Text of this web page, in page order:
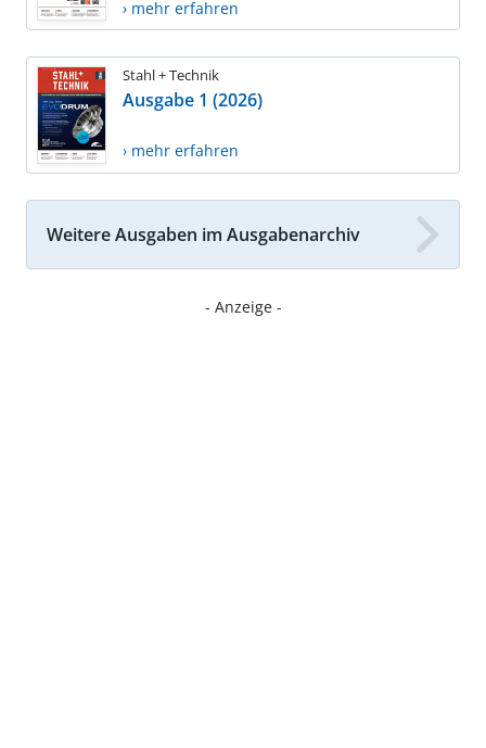
› mehr erfahren
Stahl + Technik
Ausgabe 1 (2026)
› mehr erfahren
Weitere Ausgaben im Ausgabenarchiv
- Anzeige -